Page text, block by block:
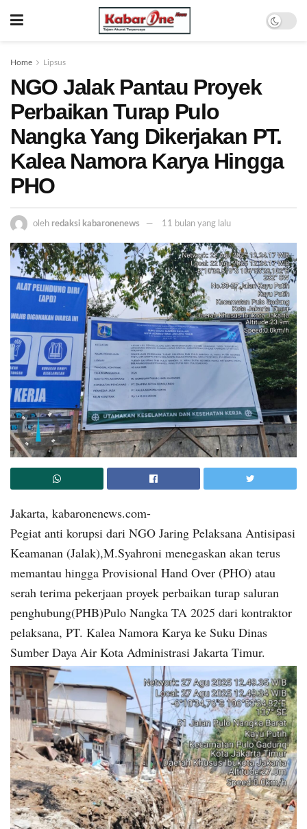
Home Lipsus
NGO Jalak Pantau Proyek
Perbaikan Turap Pulo
Nangka Yang Dikerjakan PT.
Kalea Namora Karya Hingga
PHO
oleh redaksi kabaronenews 11 bulan yang lalu
Jakarta, kabaronenews.com-
Pegiat anti korupsi dari NGO Jaring Pelaksana Antisipasi
Keamanan (Jalak),M.Syahroni menegaskan akan terus
memantau hingga Provisional Hand Over (PHO) atau
serah terima pekerjaan proyek perbaikan turap saluran
penghubung(PHB)Pulo Nangka TA 2025 dari kontraktor
pelaksana, PT. Kalea Namora Karya ke Suku Dinas
Sumber Daya Air Kota Administrasi Jakarta Timur.